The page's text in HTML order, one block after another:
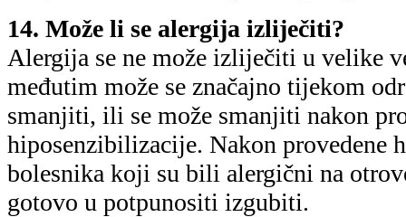
14. Može li se alergija izliječiti?
Alergija se ne može izliječiti u velike
međutim može se značajno tijekom
smanjiti, ili se može smanjiti nakon
hiposenzibilizacije. Nakon provedene
bolesnika koji su bili alergični na
gotovo u potpunositi izgubiti.